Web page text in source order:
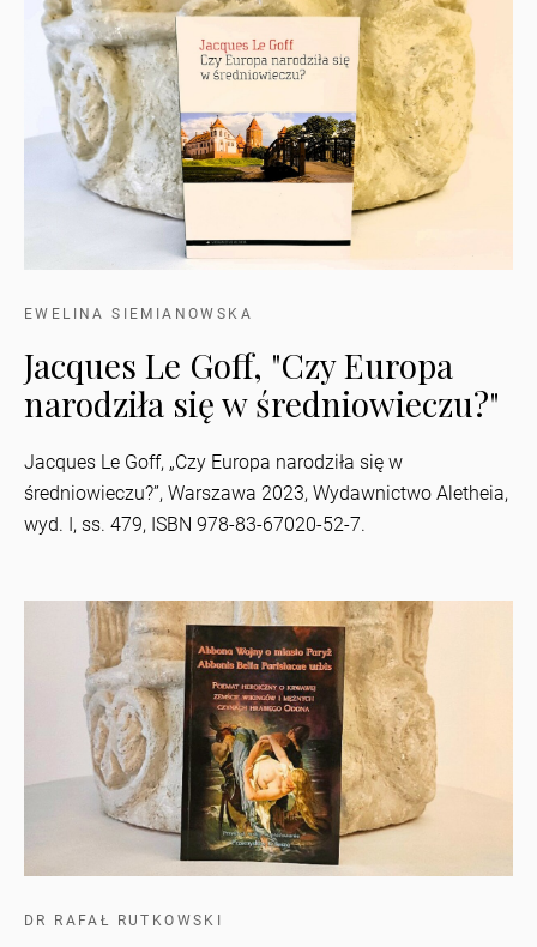
EWELINA SIEMIANOWSKA
Jacques Le Goff, "Czy Europa
narodziła się w średniowieczu?"
Jacques Le Goff, „Czy Europa narodziła się w
średniowieczu?”, Warszawa 2023, Wydawnictwo Aletheia,
wyd. I, ss. 479, ISBN 978-83-67020-52-7.
DR RAFAŁ RUTKOWSKI